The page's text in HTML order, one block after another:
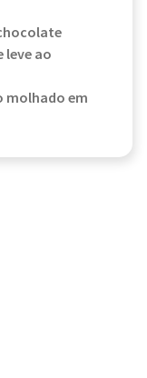
leve ao
molhado em